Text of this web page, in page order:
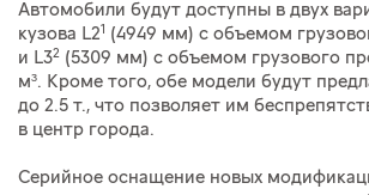
Автомобили будут доступны в двух
кузова L21
(4949 мм) с объемом
и L32 (5309 мм) с объемом грузового
м³. Кроме того, обе модели будут
до 2.5 т., что позволяет им
в центр города.
Серийное оснащение новых